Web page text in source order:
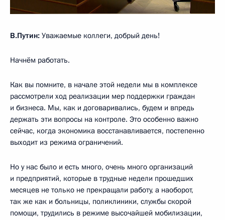
В.Путин: Уважаемые коллеги, добрый день!
Начнём работать.
Как вы помните, в начале этой недели мы в комплексе
рассмотрели ход реализации мер поддержки граждан
и бизнеса. Мы, как и договаривались, будем и впредь
держать эти вопросы на контроле. Это особенно важно
сейчас, когда экономика восстанавливается, постепенно
выходит из режима ограничений.
Но у нас было и есть много, очень много организаций
и предприятий, которые в трудные недели прошедших
месяцев не только не прекращали работу, а наоборот,
так же как и больницы, поликлиники, службы скорой
помощи, трудились в режиме высочайшей мобилизации,